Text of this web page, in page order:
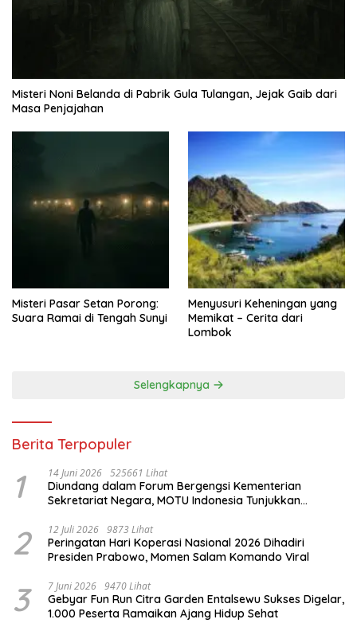
Misteri Noni Belanda di Pabrik Gula Tulangan, Jejak Gaib dari
Masa Penjajahan
Misteri Pasar Setan Porong:
Suara Ramai di Tengah Sunyi
Menyusuri Keheningan yang
Memikat – Cerita dari
Lombok
Selengkapnya
Berita Terpopuler
1 14 Juni 2026 525661 Lihat
Diundang dalam Forum Bergengsi Kementerian
Sekretariat Negara, MOTU Indonesia Tunjukkan
2 12 Juli 2026 9873 Lihat
Peringatan Hari Koperasi Nasional 2026 Dihadiri
Presiden Prabowo, Momen Salam Komando Viral
3 7 Juni 2026 9470 Lihat
Gebyar Fun Run Citra Garden Entalsewu Sukses Digelar,
1.000 Peserta Ramaikan Ajang Hidup Sehat